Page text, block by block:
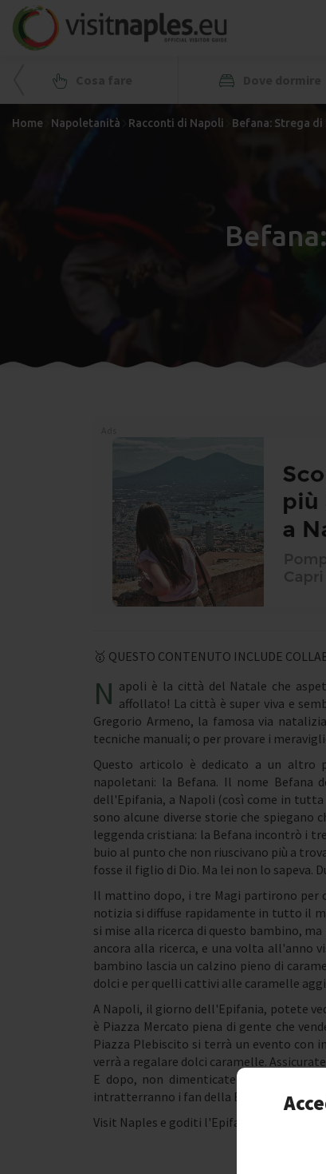
Home Napoletanità Racconti di Napoli Befana: Strega
🥇 QUESTO CONTENUTO INCLUDE
N apoli è la città del Natale che
affollato! La città è super viva e
Gregorio Armeno, la famosa via
tecniche manuali; o per provare i
Questo articolo è dedicato a un altro
napoletani: la Befana. Il nome Befana
dell'Epifania, a Napoli (così come in
sono alcune diverse storie che spiegano
leggenda cristiana: la Befana incontrò i
buio al punto che non riuscivano più a
fosse il figlio di Dio. Ma lei non lo sapeva.
Il mattino dopo, i tre Magi partirono per
notizia si diffuse rapidamente in tutto il
si mise alla ricerca di questo bambino,
ancora alla ricerca, e una volta all'anno
bambino lascia un calzino pieno di
dolci e per quelli cattivi alle caramelle
A Napoli, il giorno dell'Epifania, potete
è Piazza Mercato piena di gente che
Piazza Plebiscito si terrà un evento con
verrà a regalare dolci caramelle.
E dopo, non dimenticate di fare una
intratterranno i fan della Befana.
Visit Naples e goditi l'Epifania!